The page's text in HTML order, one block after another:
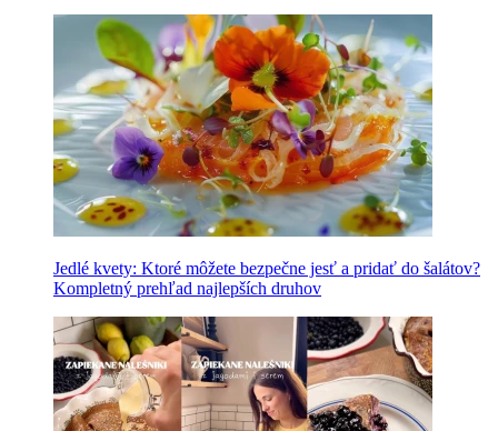
Jedlé kvety: Ktoré môžete bezpečne jesť a pridať do šalátov?
Kompletný prehľad najlepších druhov